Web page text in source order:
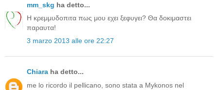
mm_skg ha detto...
Η κρεμμυδοπιτα πως μου εχει ξεφυγει? Θα δοκιμαστει
παραυτα!
3 marzo 2013 alle ore 22:27
Chiara ha detto...
me lo ricordo il pellicano, sono stata a Mykonos nel